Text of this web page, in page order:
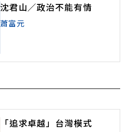
沈君山／政治不能有情
蕭富元
「追求卓越」台灣模式